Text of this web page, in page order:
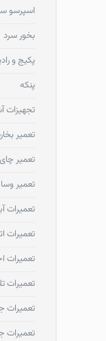
اسپرسو
بخور سرد
پکیج و
پنکه
تجهیزات
تعمیر
تعمیر
تعمیر
تعمیرات
تعمیرات
تعمیرات
تعمیرات
تعمیرات
تعمیرات